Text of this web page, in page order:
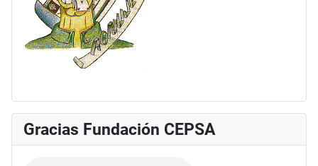
Gracias Fundación CEPSA